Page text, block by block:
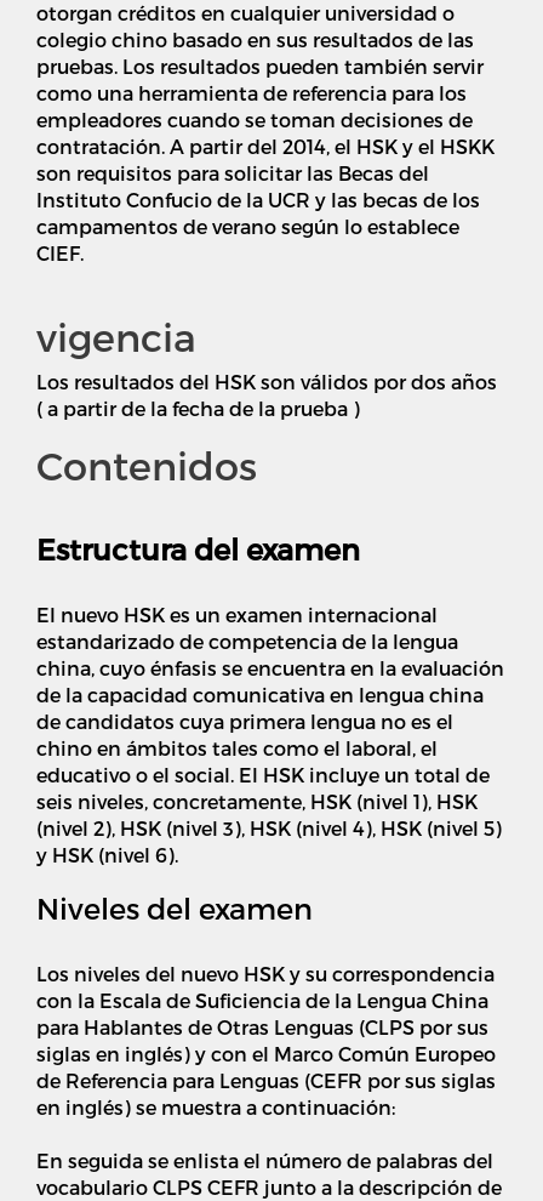
otorgan créditos en cualquier universidad o
colegio chino basado en sus resultados de las
pruebas. Los resultados pueden también servir
como una herramienta de referencia para los
empleadores cuando se toman decisiones de
contratación. A partir del 2014, el HSK y el HSKK
son requisitos para solicitar las Becas del
Instituto Confucio de la UCR y las becas de los
campamentos de verano según lo establece
CIEF.
vigencia
Los resultados del HSK son válidos por dos años
( a partir de la fecha de la prueba )
Contenidos
Estructura del examen
El nuevo HSK es un examen internacional
estandarizado de competencia de la lengua
china, cuyo énfasis se encuentra en la evaluación
de la capacidad comunicativa en lengua china
de candidatos cuya primera lengua no es el
chino en ámbitos tales como el laboral, el
educativo o el social. El HSK incluye un total de
seis niveles, concretamente, HSK (nivel 1), HSK
(nivel 2), HSK (nivel 3), HSK (nivel 4), HSK (nivel 5)
y HSK (nivel 6).
Niveles del examen
Los niveles del nuevo HSK y su correspondencia
con la Escala de Suficiencia de la Lengua China
para Hablantes de Otras Lenguas (CLPS por sus
siglas en inglés) y con el Marco Común Europeo
de Referencia para Lenguas (CEFR por sus siglas
en inglés) se muestra a continuación:
En seguida se enlista el número de palabras del
vocabulario CLPS CEFR junto a la descripción de